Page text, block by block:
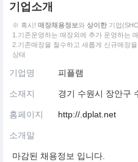
기업소개
※ 혹시! 매장채용정보와 상이한 기업
1.기존운영하는 매장외에 추가 운영하는
2.기존매장을 철수하고 새롭게 신규매장
상태
기업명 피플램
소재지 경기 수원시 장안구
홈페이지 http://.dplat.net
소개말
마감된 채용정보 입니다.